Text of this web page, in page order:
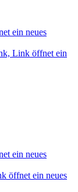
ein neues
Link öffnet ein
ein neues
öffnet ein neues